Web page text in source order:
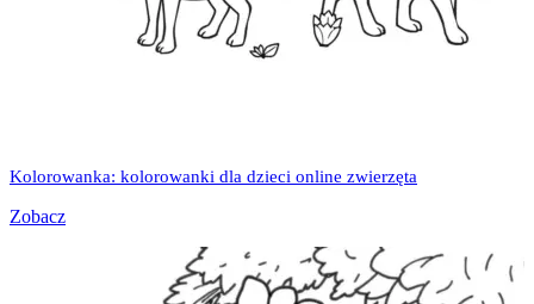
Kolorowanka: kolorowanki dla dzieci online zwierzęta
Zobacz